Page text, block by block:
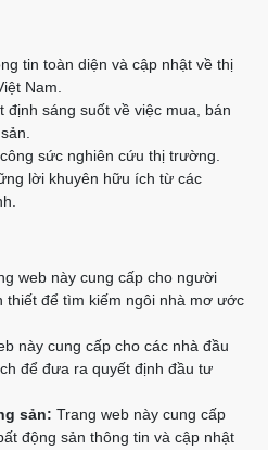
tin toàn diện và cập nhật về thị
Nam.
định sáng suốt về việc mua, bán
sức nghiên cứu thị trường.
lời khuyên hữu ích từ các
web này cung cấp cho người
thiết để tìm kiếm ngôi nhà mơ ước
này cung cấp cho các nhà đầu
để đưa ra quyết định đầu tư
sản: Trang web này cung cấp
động sản thông tin và cập nhật